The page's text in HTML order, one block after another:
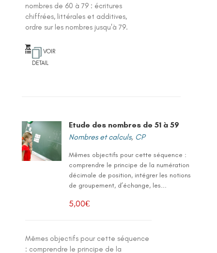
nombres de 60 à 79 : écritures
chiffrées, littérales et additives,
ordre sur les nombres jusqu'à 79.
VOIR
DETAIL
Etude des nombres de 51 à 59
Nombres et calculs, CP
Mêmes objectifs pour cette séquence :
comprendre le principe de la numération
décimale de position, intégrer les notions
de groupement, d’échange, les...
5,00€
Mêmes objectifs pour cette séquence
: comprendre le principe de la